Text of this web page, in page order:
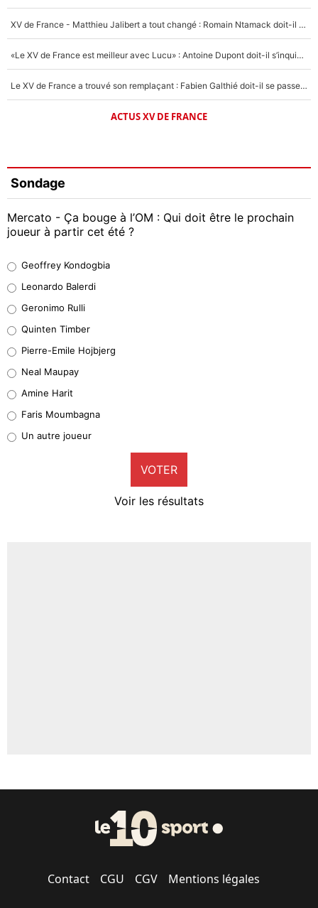
XV de France - Matthieu Jalibert a tout changé : Romain Ntamack doit-il s’inquiéter pour sa place à un an de la Coupe du monde ?
«Le XV de France est meilleur avec Lucu» : Antoine Dupont doit-il s’inquiéter pour sa place ?
Le XV de France a trouvé son remplaçant : Fabien Galthié doit-il se passer d'Antoine Dupont ?
ACTUS XV DE FRANCE
Sondage
Mercato - Ça bouge à l’OM : Qui doit être le prochain
joueur à partir cet été ?
38%
32%
5%
1%
9%
Geoffrey Kondogbia
Leonardo Balerdi
Geronimo Rulli
Quinten Timber
Pierre-Emile Hojbjerg
Neal Maupay
Amine Harit
Faris Moumbagna
Un autre joueur
VOTER
Voir les résultats
Contact CGU CGV Mentions légales